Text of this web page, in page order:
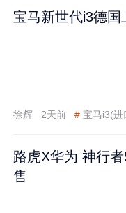
宝马新世代i3德
徐辉 2天前 # 宝马i3(进
路虎X华为 神行
售